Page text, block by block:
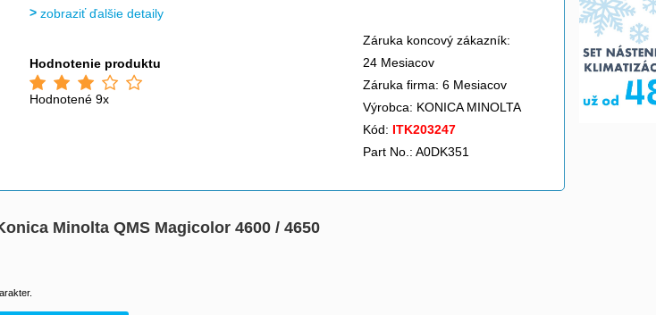
zobraziť ďalšie detaily
Hodnotenie produktu
Hodnotené 9x
Záruka koncový zákazník:
24 Mesiacov
Záruka firma: 6 Mesiacov
Výrobca: KONICA MINOLTA
Kód: ITK203247
Part No.: A0DK351
Minolta QMS Magicolor 4600 / 4650